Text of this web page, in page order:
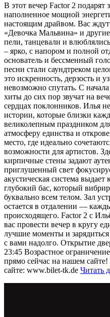
В этот вечер Factor 2
наполненное мощной
настоящим драйвом. Вас
«Девочка Мальвина» и
пели, танцевали и
– ярко, с напором и полной
основатель и бессменный
песни стали саундтреком
это искренность, дерзость и
невозможно спутать. С
хиты до сих пор звучат на
сердцах поклонников. Илья
истории, которые близки
великолепным праздником
атмосферу единства и
место, где идеально
возможности для артистов.
кирпичные стены задают
приглушенный свет
акустическая система выдает
глубокий бас, который
буквально всем телом. Зал
остается в отдалении —
происходящего. Factor 2 с
вас провести вечер в кругу
лучшие моменты и зарядиться
с вами надолго. Открытие
23:45 Возрастное
прямо сейчас на нашем
сайте: www.bilet-tk.de Читать